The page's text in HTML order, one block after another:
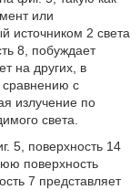
или
источником 2 света
8, побуждает
на других, в
сравнению с
излучение по
света.
5, поверхность 14
поверхность
7 представляет